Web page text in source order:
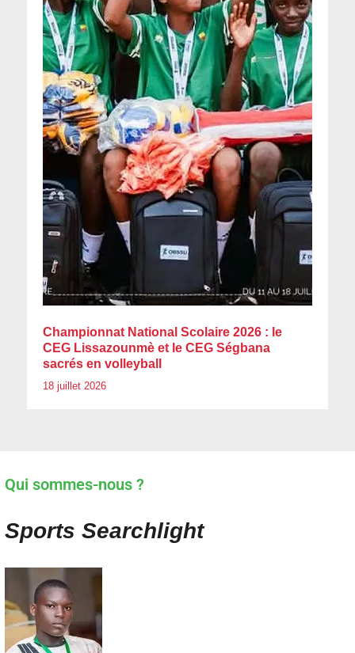
Championnat National Scolaire 2026 : le
CEG Lissazounmè et le CEG Ségbana
sacrés en volleyball
18 juillet 2026
Qui sommes-nous ?
Sports Searchlight